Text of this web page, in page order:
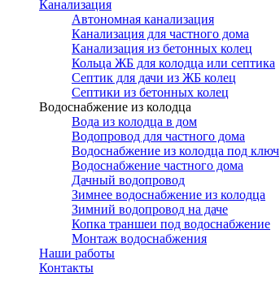
Канализация
Автономная канализация
Канализация для частного дома
Канализация из бетонных колец
Кольца ЖБ для колодца или септика
Септик для дачи из ЖБ колец
Септики из бетонных колец
Водоснабжение из колодца
Вода из колодца в дом
Водопровод для частного дома
Водоснабжение из колодца под ключ
Водоснабжение частного дома
Дачный водопровод
Зимнее водоснабжение из колодца
Зимний водопровод на даче
Копка траншеи под водоснабжение
Монтаж водоснабжения
Наши работы
Контакты